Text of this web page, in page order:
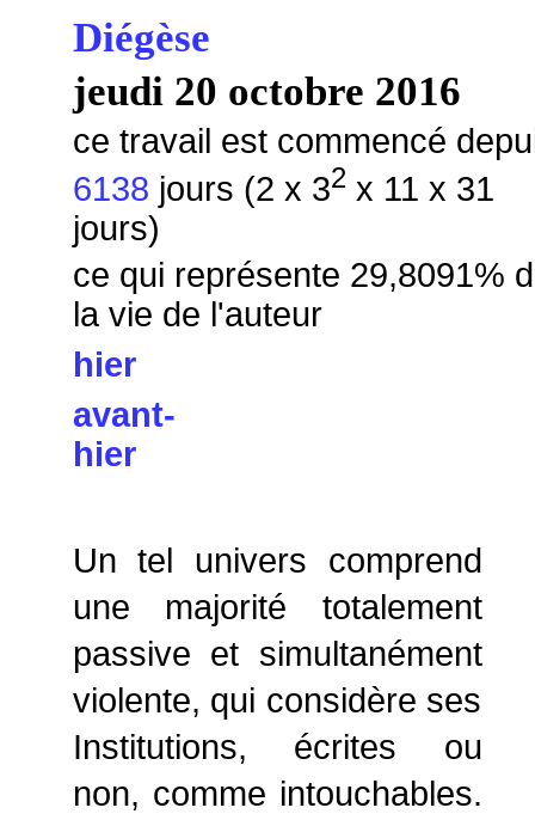
Diégèse
jeudi 20 octobre 2016
ce travail est commencé
6138 jours (2 x 32x 11 x 31
jours)
ce qui représente 29,8091%
la vie de l'auteur
hier
avant-
hier
Un tel univers comprend
une majorité totalement
passive et simultanément
violente, qui considère ses
Institutions, écrites ou
non, comme intouchables.